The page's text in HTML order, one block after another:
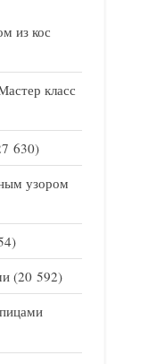
из кос
класс
630)
узором
(20 592)